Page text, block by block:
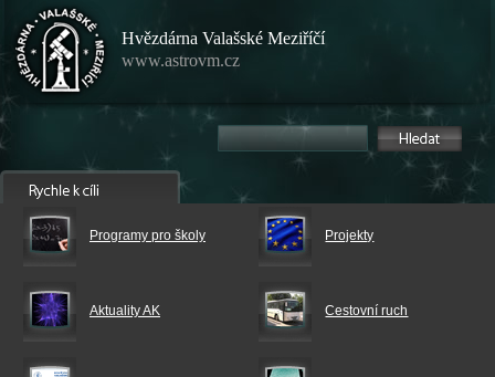
Hvězdárna Valašské Meziříčí
www.astrovm.cz
Programy pro školy Projekty
Aktuality AK Cestovní ruch